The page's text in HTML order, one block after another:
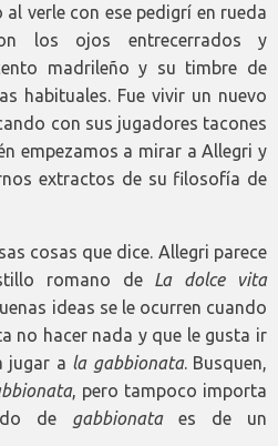
verle con ese pedigrí en rueda
los ojos entrecerrados y
madrileño y su timbre de
habituales. Fue vivir un nuevo
con sus jugadores tacones
empezamos a mirar a Allegri y
extractos de su filosofía de
cosas que dice. Allegri parece
romano de La dolce vita
ideas se le ocurren cuando
no hacer nada y que le gusta ir
jugar a la gabbionata. Busquen,
, pero tampoco importa
de gabbionataes de un